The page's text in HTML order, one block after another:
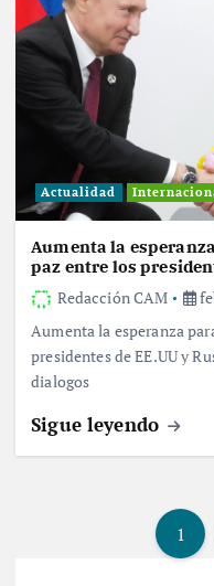
Actualidad
Aumenta la
paz entre los
Redacción CAM
Aumenta la esperanza
presidentes de EE.UU y
dialogos
Sigue leyendo
1